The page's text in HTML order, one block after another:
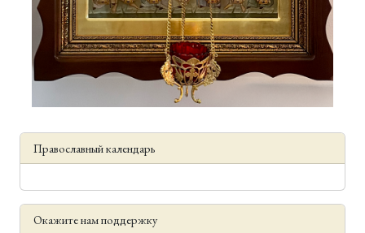
Православный календарь
Окажите нам поддержку